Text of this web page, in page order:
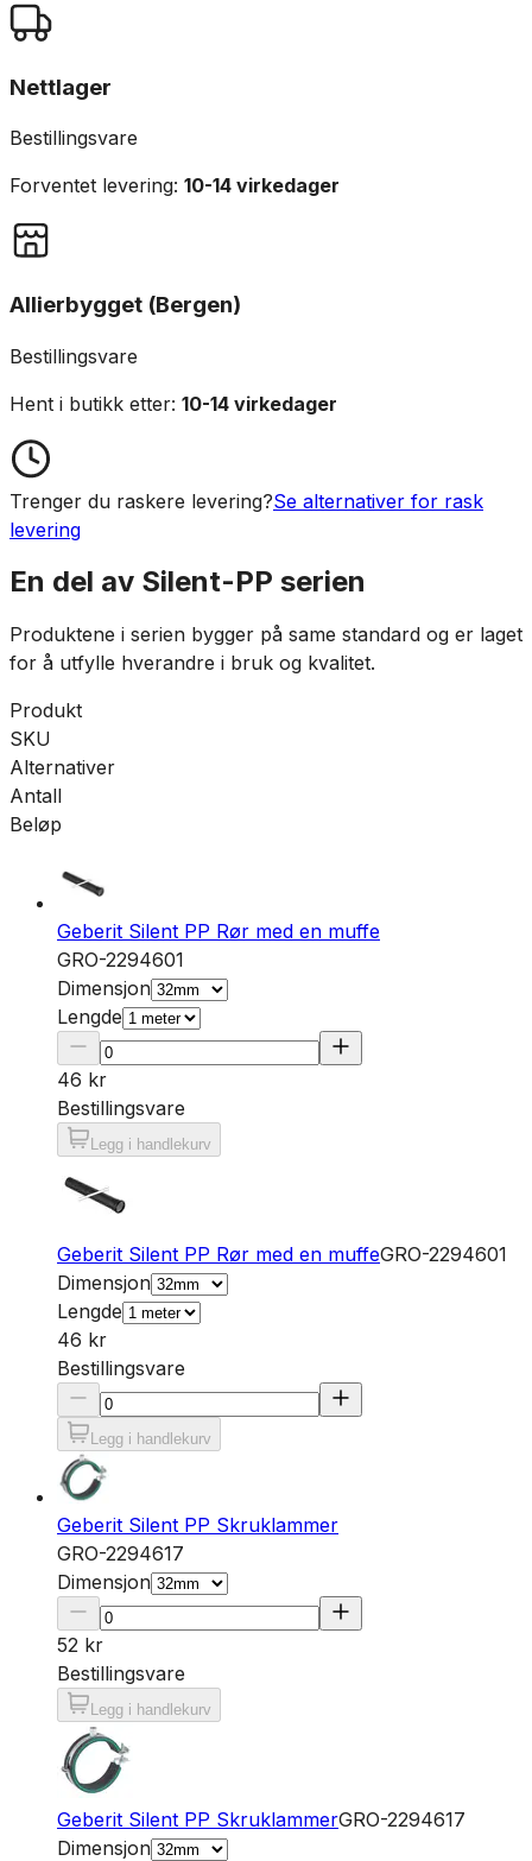
Nettlager
Bestillingsvare
Forventet levering: 10-14 virkedager
Allierbygget (Bergen)
Bestillingsvare
Hent i butikk etter: 10-14 virkedager
Trenger du raskere levering?Se alternativer for rask
levering
En del av Silent-PP serien
Produktene i serien bygger på same standard og er laget
for å utfylle hverandre i bruk og kvalitet.
Produkt
SKU
Alternativer
Antall
Beløp
Geberit Silent PP Rør med en muffe
GRO-2294601
Dimensjon
Lengde
46 kr
Bestillingsvare
Legg i handlekurv
Geberit Silent PP Rør med en muffeGRO-2294601
Dimensjon
Lengde
46 kr
Bestillingsvare
Legg i handlekurv
Geberit Silent PP Skruklammer
GRO-2294617
Dimensjon
52 kr
Bestillingsvare
Legg i handlekurv
Geberit Silent PP SkruklammerGRO-2294617
Dimensjon